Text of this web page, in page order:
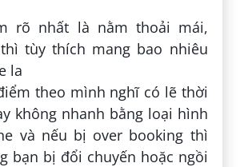
rõ nhất là nằm thoải mái,
tùy thích mang bao nhiêu
la
theo mình nghĩ có lẽ thời
không nhanh bằng loại hình
và nếu bị over booking thì
bạn bị đổi chuyến hoặc ngồi